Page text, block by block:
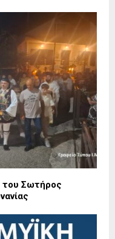
Σωτήρος